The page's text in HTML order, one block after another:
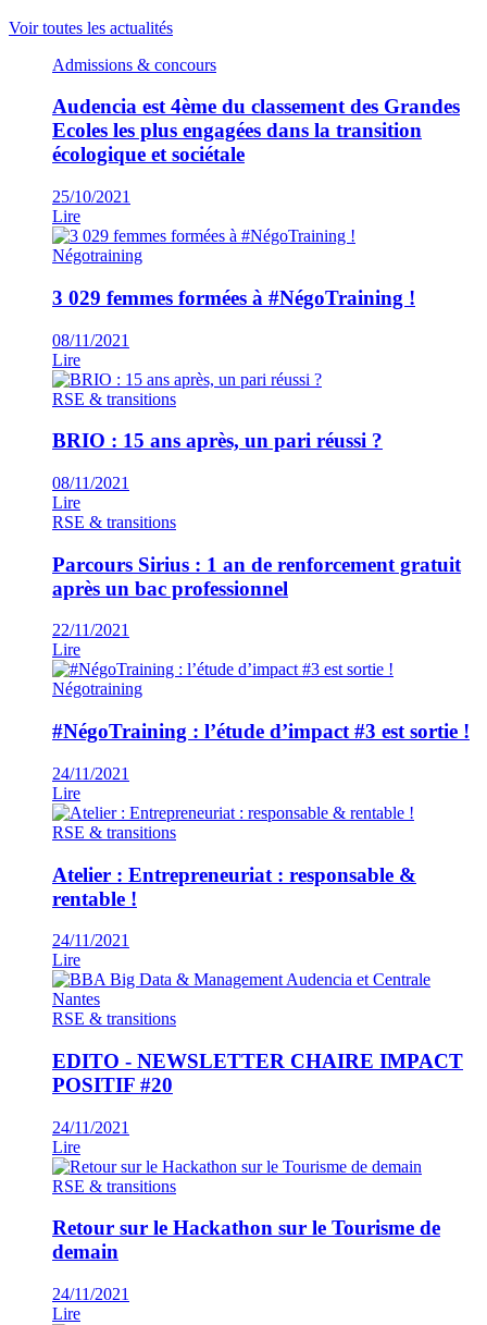
Voir toutes les actualités
Admissions & concours
Audencia est 4ème du classement des Grandes
Ecoles les plus engagées dans la transition
écologique et sociétale
25/10/2021
Lire
Négotraining
3 029 femmes formées à #NégoTraining !
08/11/2021
Lire
RSE & transitions
BRIO : 15 ans après, un pari réussi ?
08/11/2021
Lire
RSE & transitions
Parcours Sirius : 1 an de renforcement gratuit
après un bac professionnel
22/11/2021
Lire
Négotraining
#NégoTraining : l’étude d’impact #3 est sortie !
24/11/2021
Lire
RSE & transitions
Atelier : Entrepreneuriat : responsable &
rentable !
24/11/2021
Lire
RSE & transitions
EDITO - NEWSLETTER CHAIRE IMPACT
POSITIF #20
24/11/2021
Lire
RSE & transitions
Retour sur le Hackathon sur le Tourisme de
demain
24/11/2021
Lire